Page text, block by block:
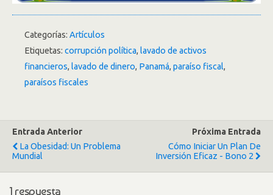
Categorías: Artículos
Etiquetas: corrupción política, lavado de activos
financieros, lavado de dinero, Panamá, paraíso fiscal,
paraísos fiscales
Entrada Anterior
La Obesidad: Un Problema
Mundial
Próxima Entrada
Cómo Iniciar Un Plan De
Inversión Eficaz - Bono 2
1 respuesta